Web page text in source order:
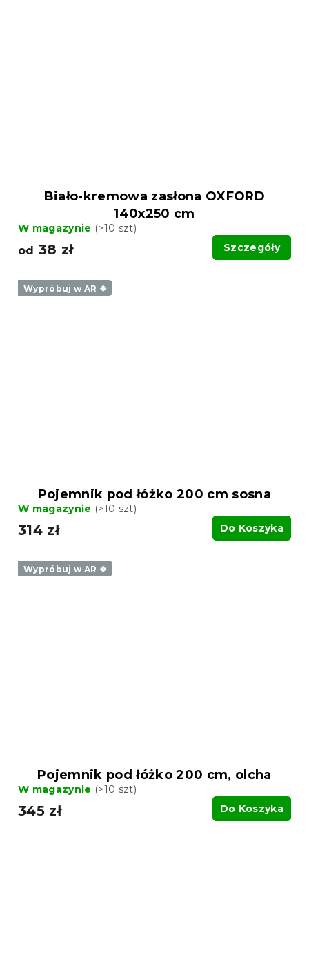
Biało-kremowa zasłona OXFORD
140x250 cm
W magazynie (>10 szt)
od 38 zł Szczegóły
Wypróbuj w AR ❖
Pojemnik pod łóżko 200 cm sosna
W magazynie (>10 szt)
314 zł Do Koszyka
Wypróbuj w AR ❖
Pojemnik pod łóżko 200 cm, olcha
W magazynie (>10 szt)
345 zł Do Koszyka